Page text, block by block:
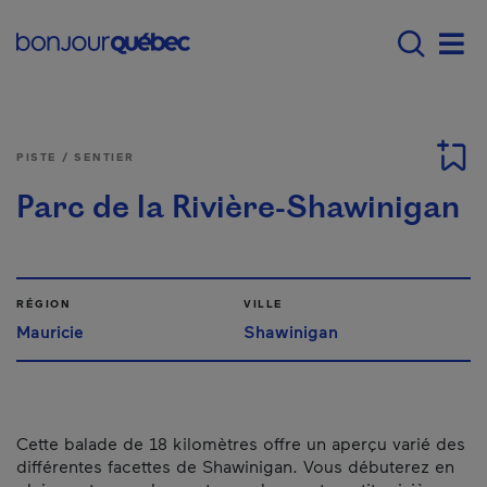
Main navigation -
PISTE / SENTIER
Parc de la Rivière-Shawinigan
RÉGION
Mauricie
VILLE
Shawinigan
Cette balade de 18 kilomètres offre un aperçu varié des
différentes facettes de Shawinigan. Vous débuterez en